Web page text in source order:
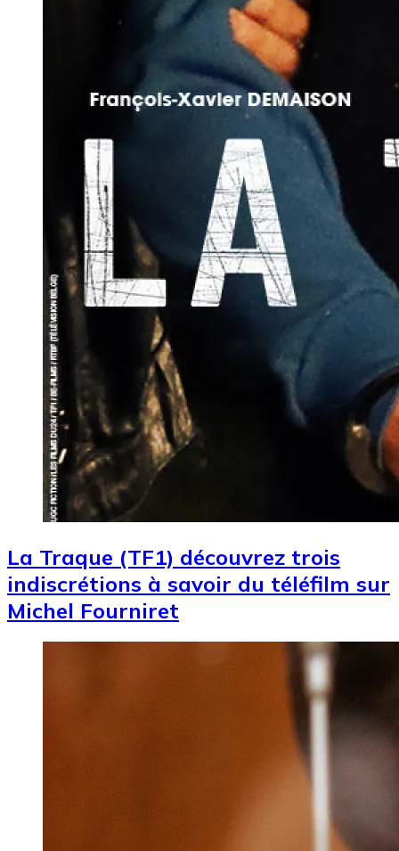
La Traque (TF1) découvrez trois
indiscrétions à savoir du téléfilm sur
Michel Fourniret